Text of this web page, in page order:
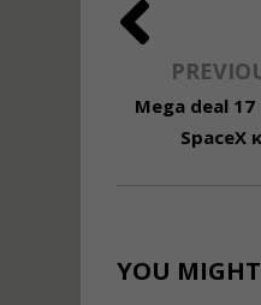
Mega deal
SpaceX
YOU